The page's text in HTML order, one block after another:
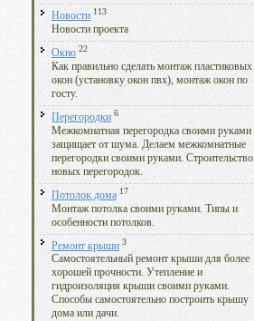
Новости 113
Новости проекта
Окно 22
Как правильно сделать монтаж пластиковых
окон (установку окон пвх), монтаж окон по
госту.
Перегородки 6
Межкомнатная перегородка своими руками
защищает от шума. Делаем межкомнатные
перегородки своими руками. Строительство
новых перегородок.
Потолок дома 17
Монтаж потолка своими руками. Типы и
особенности потолков.
Ремонт крыши 3
Самостоятельный ремонт крыши для более
хорошей прочности. Утепление и
гидроизоляция крыши своими руками.
Способы самостоятельно построить крышу
дома или дачи.